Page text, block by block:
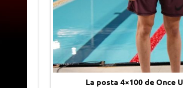
La posta 4×100 de Once